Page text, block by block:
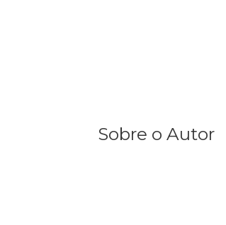
Sobre o Autor